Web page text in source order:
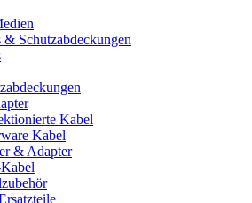
& Schutzabdeckungen
Kabel
Kabel
& Adapter